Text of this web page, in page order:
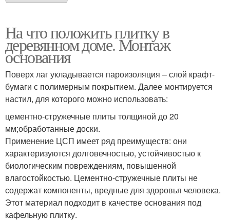
На что положить плитку в
деревянном доме. Монтаж
основания
Поверх лаг укладывается пароизоляция – слой крафт-
бумаги с полимерным покрытием. Далее монтируется
настил, для которого можно использовать:
цементно-стружечные плиты толщиной до 20
мм;обработанные доски.
Применение ЦСП имеет ряд преимуществ: они
характеризуются долговечностью, устойчивостью к
биологическим повреждениям, повышенной
влагостойкостью. Цементно-стружечные плиты не
содержат компоненты, вредные для здоровья человека.
Этот материал подходит в качестве основания под
кафельную плитку.